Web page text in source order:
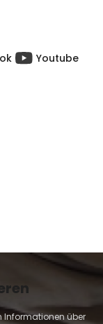
Youtube
Informationen über